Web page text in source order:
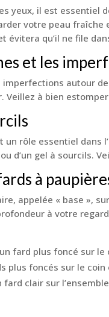
yeux, il est essentiel
votre peau fraîche
évitera qu’il ne file
et les
autour
Veillez à bien
rôle essentiel dans
d’un gel à
à
appelée « base »,
à votre
fard plus foncé sur
plus foncés sur le
fard clair sur